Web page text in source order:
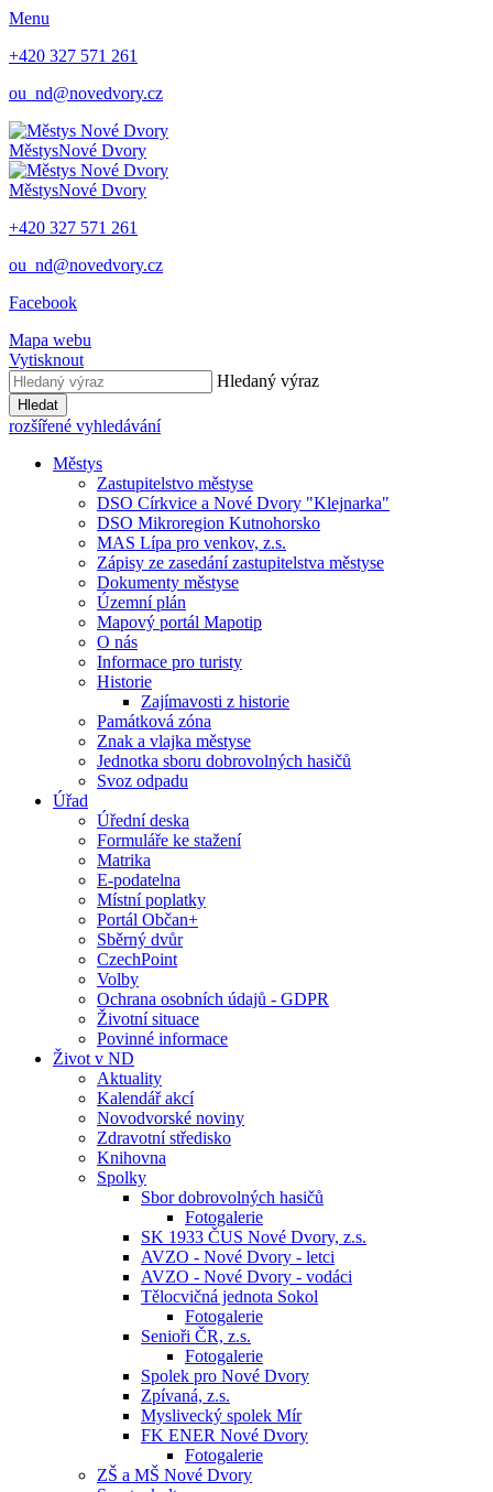
Menu
+420 327 571 261
ou_nd@novedvory.cz
MěstysNové Dvory
MěstysNové Dvory
+420 327 571 261
ou_nd@novedvory.cz
Facebook
Mapa webu
Vytisknout
Hledaný výraz
Hledat
rozšířené vyhledávání
Městys
Zastupitelstvo městyse
DSO Církvice a Nové Dvory "Klejnarka"
DSO Mikroregion Kutnohorsko
MAS Lípa pro venkov, z.s.
Zápisy ze zasedání zastupitelstva městyse
Dokumenty městyse
Územní plán
Mapový portál Mapotip
O nás
Informace pro turisty
Historie
Zajímavosti z historie
Památková zóna
Znak a vlajka městyse
Jednotka sboru dobrovolných hasičů
Svoz odpadu
Úřad
Úřední deska
Formuláře ke stažení
Matrika
E-podatelna
Místní poplatky
Portál Občan+
Sběrný dvůr
CzechPoint
Volby
Ochrana osobních údajů - GDPR
Životní situace
Povinné informace
Život v ND
Aktuality
Kalendář akcí
Novodvorské noviny
Zdravotní středisko
Knihovna
Spolky
Sbor dobrovolných hasičů
Fotogalerie
SK 1933 ČUS Nové Dvory, z.s.
AVZO - Nové Dvory - letci
AVZO - Nové Dvory - vodáci
Tělocvičná jednota Sokol
Fotogalerie
Senioři ČR, z.s.
Fotogalerie
Spolek pro Nové Dvory
Zpívaná, z.s.
Myslivecký spolek Mír
FK ENER Nové Dvory
Fotogalerie
ZŠ a MŠ Nové Dvory